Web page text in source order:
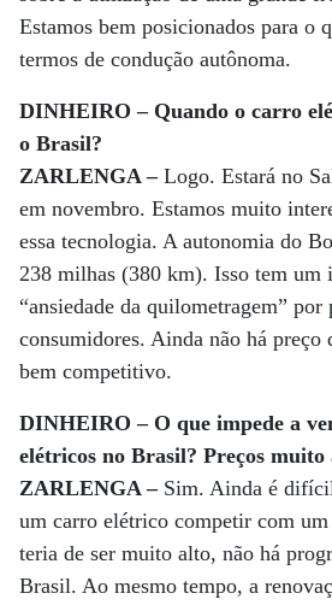
Estamos bem posicionados para o
termos de condução autônoma.
DINHEIRO – Quando o carro
o Brasil?
ZARLENGA – Logo. Estará no
em novembro. Estamos muito
essa tecnologia. A autonomia do
238 milhas (380 km). Isso tem um
“ansiedade da quilometragem” por
consumidores. Ainda não há preço
bem competitivo.
DINHEIRO – O que impede a
elétricos no Brasil? Preços muito
ZARLENGA –Sim. Ainda é
um carro elétrico competir com
teria de ser muito alto, não há
Brasil. Ao mesmo tempo, a